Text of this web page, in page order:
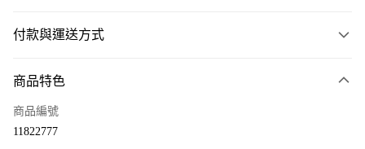
付款與運送方式
信用卡一次付款
商品特色
商品編號
11822777